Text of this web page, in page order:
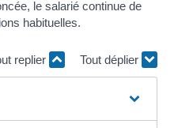
le salarié continue de
habituelles.
replier Tout déplier